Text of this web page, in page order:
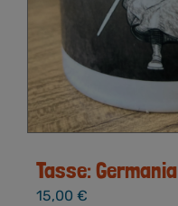
Tasse: Germania
15,00 €